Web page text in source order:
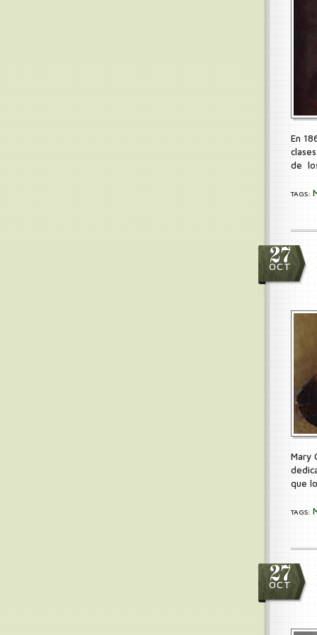
En
de
TAGS:
27
OCT
Mary
que
TAGS:
27
OCT